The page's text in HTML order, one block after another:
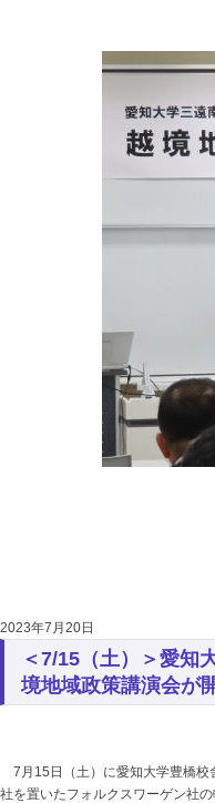
2023年7月20日
＜7/15（土）＞愛
境地域政策講演会が
7月15日（土）に愛知大学豊橋校
社を置いたフォルクスワーゲン社